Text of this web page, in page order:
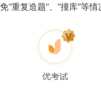
免“重复造题”、“撞库”等